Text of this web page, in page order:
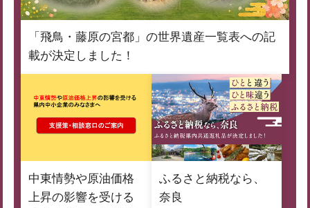
「飛鳥・藤原の宮都」の世界遺産一覧表への記
載が決定しました！
中東情勢や原油価格
上昇の影響を受ける
ふるさと納税なら、
奈良